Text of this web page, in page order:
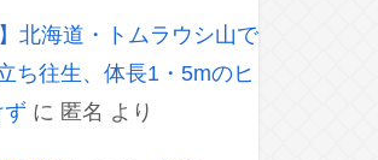
北海道・トムラウシ山で
ち往生、体長1・5mのヒ
ず に 匿名 より